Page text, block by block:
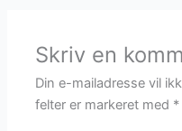
Skriv en
Din e-mailadresse vil
felter er markeret med *